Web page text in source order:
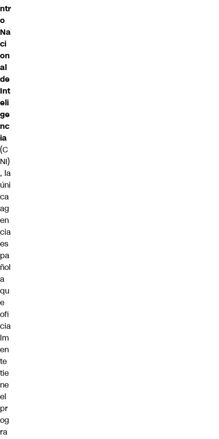
ntr
o
Na
ci
on
al
de
Int
eli
ge
nc
ia
(C
NI)
, la
úni
ca
ag
en
cia
es
pa
ñol
a
qu
e
ofi
cia
lm
en
te
tie
ne
el
pr
og
ra